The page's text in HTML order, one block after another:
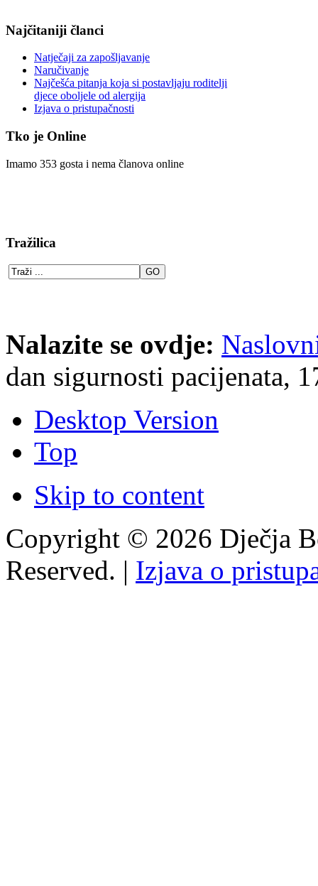
Najčitaniji članci
Natječaji za zapošljavanje
Naručivanje
Najčešća pitanja koja si postavljaju roditelji
djece oboljele od alergija
Izjava o pristupačnosti
Tko je Online
Imamo 353 gosta i nema članova online
Tražilica
Nalazite se ovdje:
dan sigurnosti pacijenata,
Desktop Version
Top
Skip to content
Copyright © 2026 Dječja
Reserved. | Izjava o